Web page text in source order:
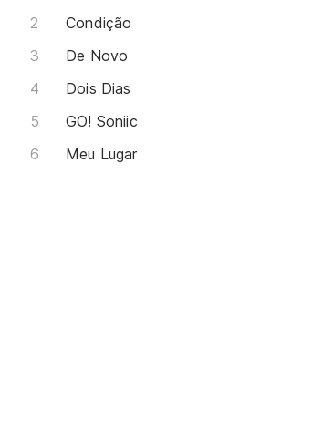
Condição
De Novo
Dois Dias
GO! Soniic
Meu Lugar